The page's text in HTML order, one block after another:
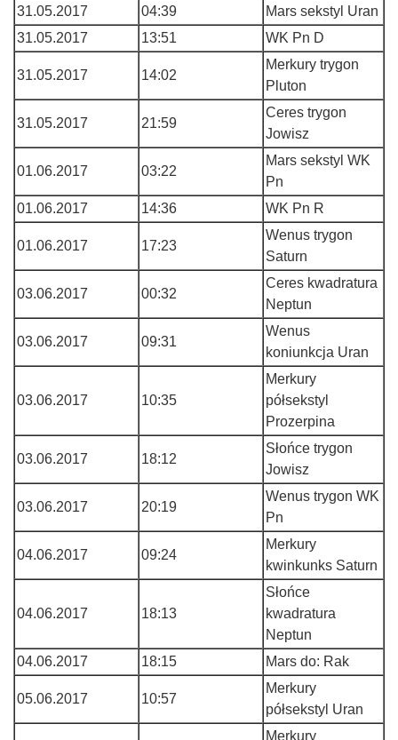
31.05.2017
04:39
Mars sekstyl Uran
31.05.2017
13:51 WK Pn D
31.05.2017 14:02
Merkury trygon
Pluton
31.05.2017 21:59
Ceres trygon
Jowisz
01.06.2017 03:22
Mars sekstyl WK
Pn
01.06.2017
14:36 WK Pn R
01.06.2017 17:23
Wenus trygon
Saturn
03.06.2017 00:32
Ceres kwadratura
Neptun
03.06.2017 09:31
Wenus
koniunkcja Uran
03.06.2017 10:35
Merkury
półsekstyl
Prozerpina
03.06.2017 18:12
Słońce trygon
Jowisz
03.06.2017 20:19
Wenus trygon WK
Pn
04.06.2017 09:24
Merkury
kwinkunks Saturn
04.06.2017 18:13
Słońce
kwadratura
Neptun
04.06.2017
18:15 Mars do: Rak
05.06.2017 10:57
Merkury
półsekstyl Uran
Merkury